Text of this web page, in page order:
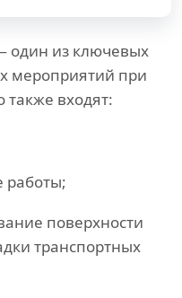
один из ключевых
мероприятий при
также входят:
работы;
поверхности
транспортных